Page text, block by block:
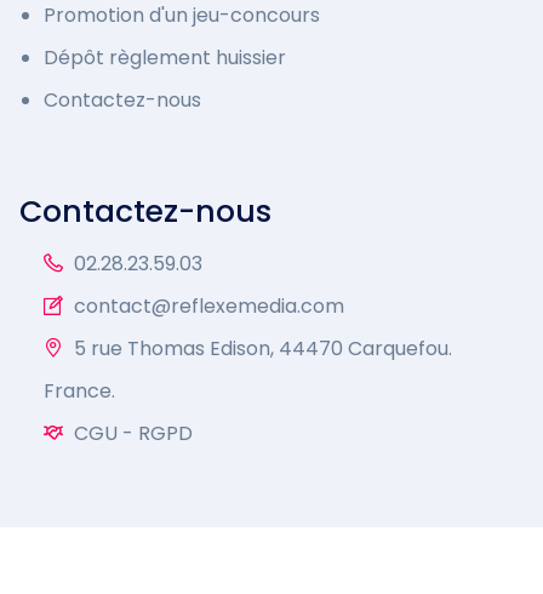
Promotion d'un jeu-concours
Dépôt règlement huissier
Contactez-nous
Contactez-nous
02.28.23.59.03
contact@reflexemedia.com
5 rue Thomas Edison, 44470 Carquefou.
France.
CGU - RGPD